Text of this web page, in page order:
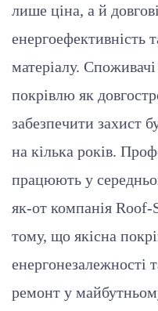
лише ціна, а й
енергоефективність
матеріалу.
покрівлю як
забезпечити захист
на кілька років.
працюють у
як-от компанія Roof-
тому, що якісна
енергонезалежності
ремонт у